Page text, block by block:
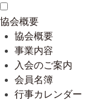
協会概要
協会概要
事業内容
入会のご案内
会員名簿
行事カレンダー